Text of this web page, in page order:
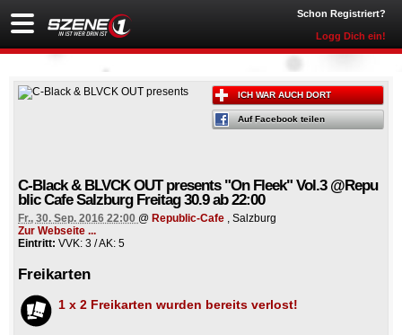
Schon Registriert?
Logg Dich ein!
ICH WAR AUCH DORT
Auf Facebook teilen
C-Black & BLVCK OUT presents "On Fleek" Vol.3 @Repu
blic Cafe Salzburg Freitag 30.9 ab 22:00
Fr., 30. Sep. 2016 22:00 @ Republic-Cafe , Salzburg
Zur Webseite ...
Eintritt: VVK: 3 / AK: 5
Freikarten
1 x 2 Freikarten wurden bereits verlost!